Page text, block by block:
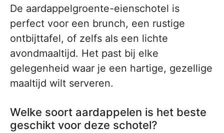
De aardappelgroente-eienschotel is
perfect voor een brunch, een rustige
ontbijttafel, of zelfs als een lichte
avondmaaltijd. Het past bij elke
gelegenheid waar je een hartige, gezellige
maaltijd wilt serveren.
Welke soort aardappelen is het beste
geschikt voor deze schotel?